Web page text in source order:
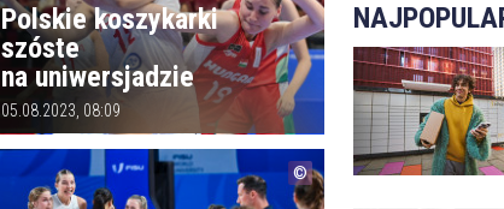
Polskie koszykarki
szóste
na uniwersjadzie
05.08.2023, 08:09